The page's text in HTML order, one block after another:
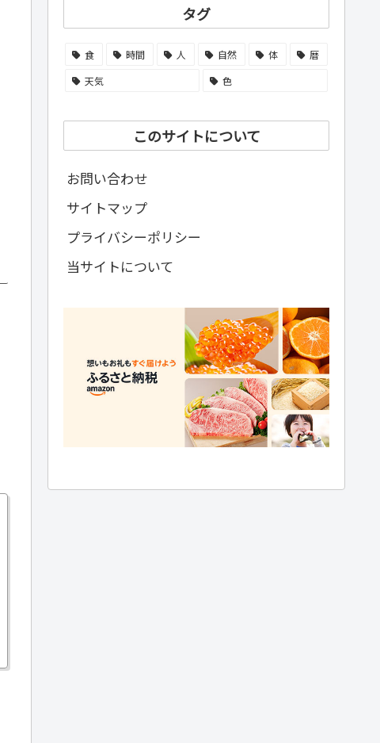
タグ
食 時間 人 自然 体
暦
天気
色
このサイトについて
お問い合わせ
サイトマップ
プライバシーポリシー
当サイトについて